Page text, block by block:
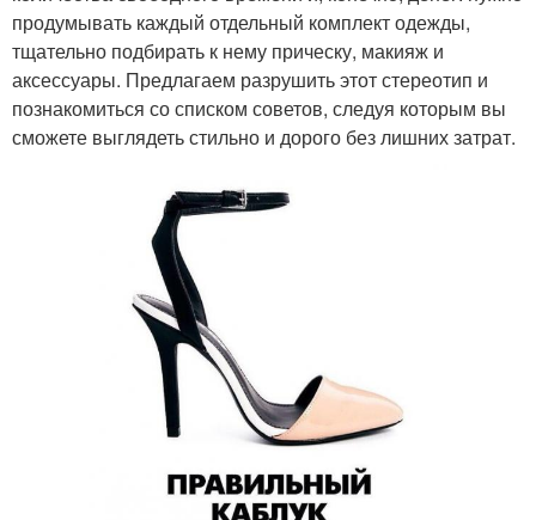
продумывать каждый отдельный комплект одежды,
тщательно подбирать к нему прическу, макияж и
аксессуары. Предлагаем разрушить этот стереотип и
познакомиться со списком советов, следуя которым вы
сможете выглядеть стильно и дорого без лишних затрат.